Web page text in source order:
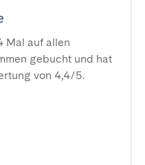
Mal auf allen
gebucht und hat
von 4,4/5.